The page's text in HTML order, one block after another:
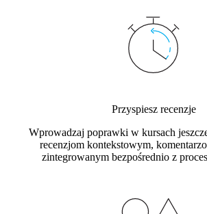
Przyspiesz recenzje
Wprowadzaj poprawki w kursach
recenzjom kontekstowym,
zintegrowanym bezpośrednio z